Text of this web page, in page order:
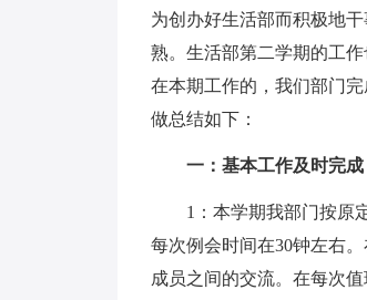
为创办好生活部而积极地
熟。生活部第二学期的工
在本期工作的，我们部门
做总结如下：
一：基本工作及时完成
1：本学期我部门按原定
每次例会时间在30钟左右
成员之间的交流。在每次